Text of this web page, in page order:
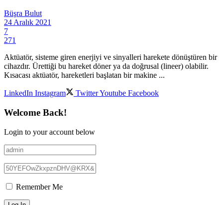
Büşra Bulut
24 Aralık 2021
7
271
Aktüatör, sisteme giren enerjiyi ve sinyalleri harekete dönüştüren bir
cihazdır. Ürettiği bu hareket döner ya da doğrusal (lineer) olabilir.
Kısacası aktüatör, hareketleri başlatan bir makine ...
LinkedIn Instagram TwitterYoutube Facebook
Welcome Back!
Login to your account below
Remember Me